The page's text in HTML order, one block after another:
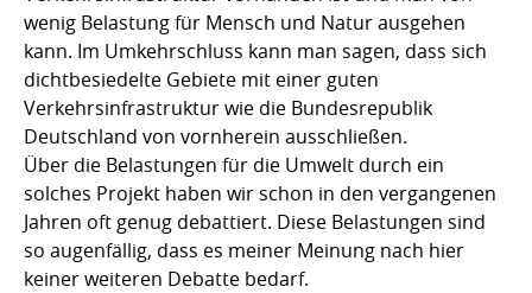
wenig Belastung für Mensch und Natur ausgehen
kann. Im Umkehrschluss kann man sagen, dass sich
dichtbesiedelte Gebiete mit einer guten
Verkehrsinfrastruktur wie die Bundesrepublik
Deutschland von vornherein ausschließen.
Über die Belastungen für die Umwelt durch ein
solches Projekt haben wir schon in den vergangenen
Jahren oft genug debattiert. Diese Belastungen sind
so augenfällig, dass es meiner Meinung nach hier
keiner weiteren Debatte bedarf.